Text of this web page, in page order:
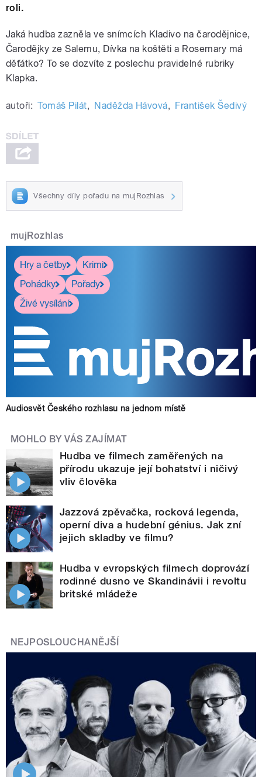
roli.
Jaká hudba zazněla ve snímcích Kladivo na čarodějnice,
Čarodějky ze Salemu, Dívka na koštěti a Rosemary má
děťátko? To se dozvíte z poslechu pravidelné rubriky
Klapka.
autoři: Tomáš Pilát, Naděžda Hávová, František Šedivý
Všechny díly pořadu na mujRozhlas
mujRozhlas
Hry a četby
Krimi
Pohádky
Pořady
Živé vysílání
Audiosvět Českého rozhlasu na jednom místě
MOHLO BY VÁS ZAJÍMAT
Hudba ve filmech zaměřených na
přírodu ukazuje její bohatství i ničivý
vliv člověka
Jazzová zpěvačka, rocková legenda,
operní diva a hudební génius. Jak zní
jejich skladby ve filmu?
Hudba v evropských filmech doprovází
rodinné dusno ve Skandinávii i revoltu
britské mládeže
NEJPOSLOUCHANĚJŠÍ